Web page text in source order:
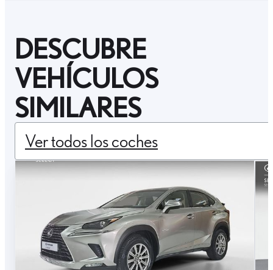
DESCUBRE
VEHÍCULOS
SIMILARES
Ver todos los coches